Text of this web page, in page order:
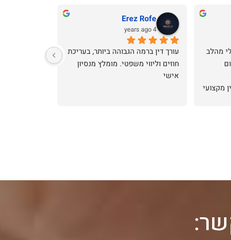
Erez Rofe
4 years ago
אישי